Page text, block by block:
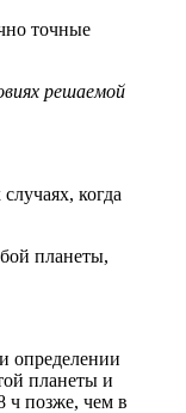
точные
решаемой
когда
планеты,
определении
планеты и
ч позже, чем в